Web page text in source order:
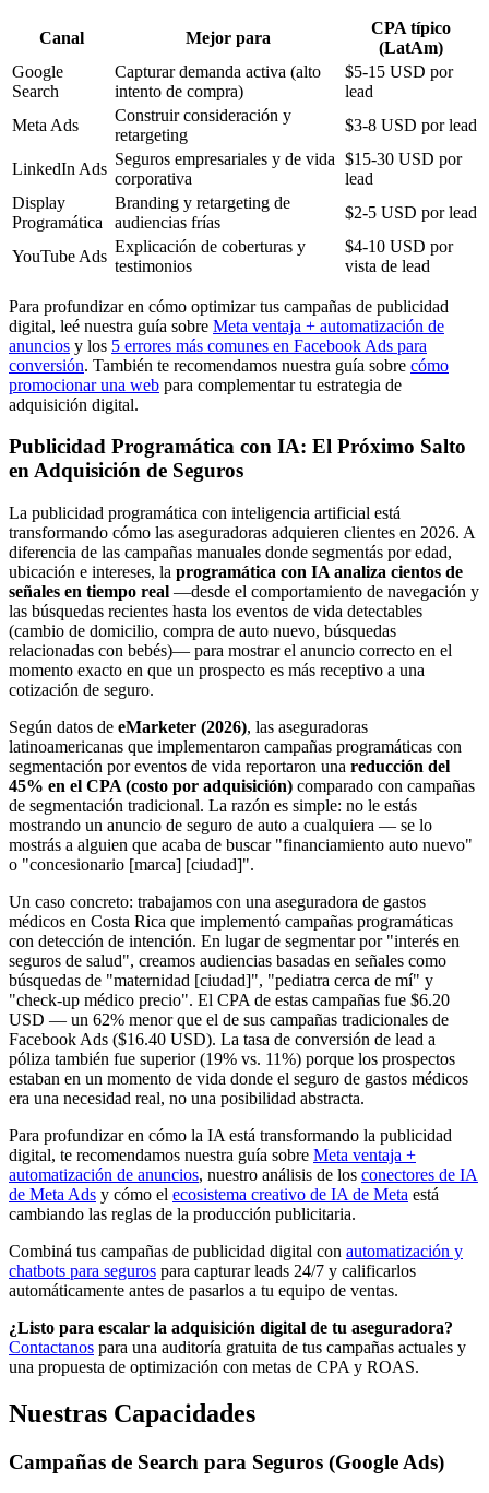
Canal Mejor para
CPA típico
(LatAm)
Google
Search
Capturar demanda activa (alto
intento de compra)
$5-15 USD por
lead
Meta Ads
Construir consideración y
retargeting
$3-8 USD por lead
LinkedIn Ads
Seguros empresariales y de vida
corporativa
$15-30 USD por
lead
Display
Programática
Branding y retargeting de
audiencias frías
$2-5 USD por lead
YouTube Ads
Explicación de coberturas y
testimonios
$4-10 USD por
vista de lead
Para profundizar en cómo optimizar tus campañas de publicidad
digital, leé nuestra guía sobre Meta ventaja + automatización de
anuncios y los 5 errores más comunes en Facebook Ads para
conversión. También te recomendamos nuestra guía sobre cómo
promocionar una web para complementar tu estrategia de
adquisición digital.
Publicidad Programática con IA: El Próximo Salto
en Adquisición de Seguros
La publicidad programática con inteligencia artificial está
transformando cómo las aseguradoras adquieren clientes en 2026. A
diferencia de las campañas manuales donde segmentás por edad,
ubicación e intereses, la programática con IA analiza cientos de
señales en tiempo real —desde el comportamiento de navegación y
las búsquedas recientes hasta los eventos de vida detectables
(cambio de domicilio, compra de auto nuevo, búsquedas
relacionadas con bebés)— para mostrar el anuncio correcto en el
momento exacto en que un prospecto es más receptivo a una
cotización de seguro.
Según datos de eMarketer (2026), las aseguradoras
latinoamericanas que implementaron campañas programáticas con
segmentación por eventos de vida reportaron una reducción del
45% en el CPA (costo por adquisición) comparado con campañas
de segmentación tradicional. La razón es simple: no le estás
mostrando un anuncio de seguro de auto a cualquiera — se lo
mostrás a alguien que acaba de buscar "financiamiento auto nuevo"
o "concesionario [marca] [ciudad]".
Un caso concreto: trabajamos con una aseguradora de gastos
médicos en Costa Rica que implementó campañas programáticas
con detección de intención. En lugar de segmentar por "interés en
seguros de salud", creamos audiencias basadas en señales como
búsquedas de "maternidad [ciudad]", "pediatra cerca de mí" y
"check-up médico precio". El CPA de estas campañas fue $6.20
USD — un 62% menor que el de sus campañas tradicionales de
Facebook Ads ($16.40 USD). La tasa de conversión de lead a
póliza también fue superior (19% vs. 11%) porque los prospectos
estaban en un momento de vida donde el seguro de gastos médicos
era una necesidad real, no una posibilidad abstracta.
Para profundizar en cómo la IA está transformando la publicidad
digital, te recomendamos nuestra guía sobre Meta ventaja +
automatización de anuncios, nuestro análisis de los conectores de IA
de Meta Ads y cómo el ecosistema creativo de IA de Meta está
cambiando las reglas de la producción publicitaria.
Combiná tus campañas de publicidad digital con automatización y
chatbots para seguros para capturar leads 24/7 y calificarlos
automáticamente antes de pasarlos a tu equipo de ventas.
¿Listo para escalar la adquisición digital de tu aseguradora?
Contactanos para una auditoría gratuita de tus campañas actuales y
una propuesta de optimización con metas de CPA y ROAS.
Nuestras Capacidades
Campañas de Search para Seguros (Google Ads)